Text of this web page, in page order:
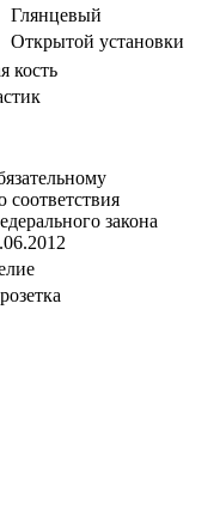
Глянцевый
Открытой установки
кость
закона